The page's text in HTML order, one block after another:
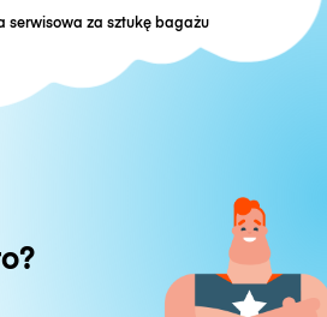
serwisowa za sztukę bagażu